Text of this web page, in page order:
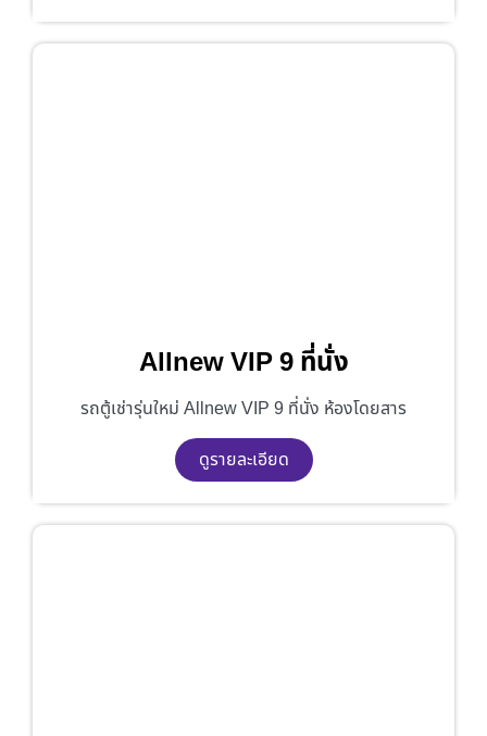
Allnew VIP 9 ที่นั่ง
รถตู้เช่ารุ่นใหม่ Allnew VIP 9 ที่นั่ง ห้องโดยสาร
ดูรายละเอียด